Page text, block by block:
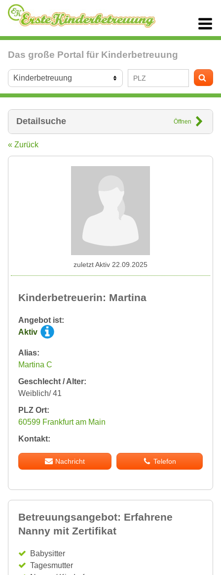
Das große Portal für Kinderbetreuung
Detailsuche Öffnen
« Zurück
Kinderbetreuerin: Martina
Angebot ist:
Aktiv
Alias:
Martina C
Geschlecht / Alter:
Weiblich/ 41
PLZ Ort:
60599 Frankfurt am Main
Kontakt:
Nachricht Telefon
zuletzt Aktiv 22.09.2025
Betreuungsangebot: Erfahrene
Nanny mit Zertifikat
Babysitter
Tagesmutter